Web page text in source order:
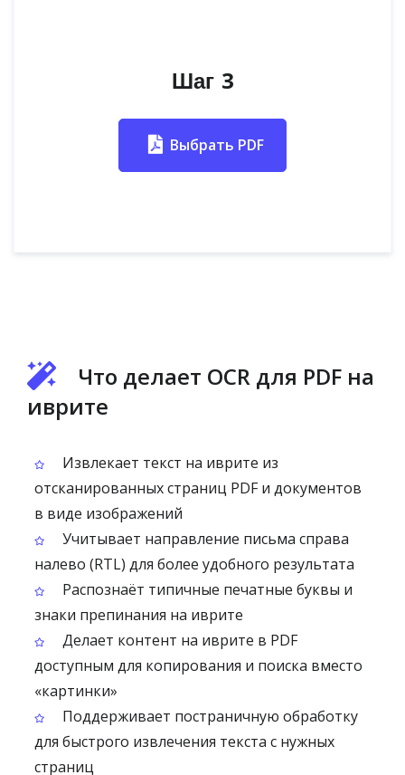
Шаг 3
Выбрать PDF
Что делает OCR для PDF на
иврите
Извлекает текст на иврите из
отсканированных страниц PDF и документов
в виде изображений
Учитывает направление письма справа
налево (RTL) для более удобного результата
Распознаёт типичные печатные буквы и
знаки препинания на иврите
Делает контент на иврите в PDF
доступным для копирования и поиска вместо
«картинки»
Поддерживает постраничную обработку
для быстрого извлечения текста с нужных
страниц